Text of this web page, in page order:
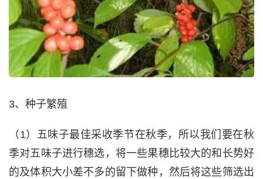
3、种子繁殖
（1）五味子最佳采收季节在秋季，所以我们要在秋
季对五味子进行穗选，将一些果穗比较大的和长势好
的及体积大小差不多的留下做种，然后将这些筛选出